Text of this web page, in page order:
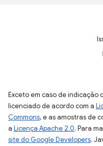
Exceto em caso de
licenciado de acordo com a
Commons, e as amostras de
a Licença Apache 2.0. Para
site do Google Developers.